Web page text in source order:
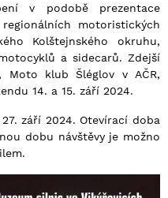
v podobě prezentace
motoristických
Kolštejnského okruhu,
a sidecarů. Zdejší
Moto klub Šléglov v AČR,
14. a 15. září 2024.
září 2024. Otevírací doba
dobu návštěvy je možno